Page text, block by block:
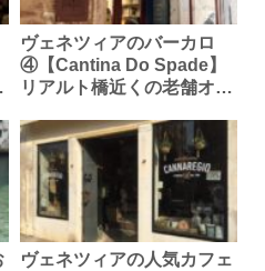
ヴェネツィアのバーカロ
④【Cantina Do Spade】
リアルト橋近くの老舗オス
ヴェネツィアの人気カフェ